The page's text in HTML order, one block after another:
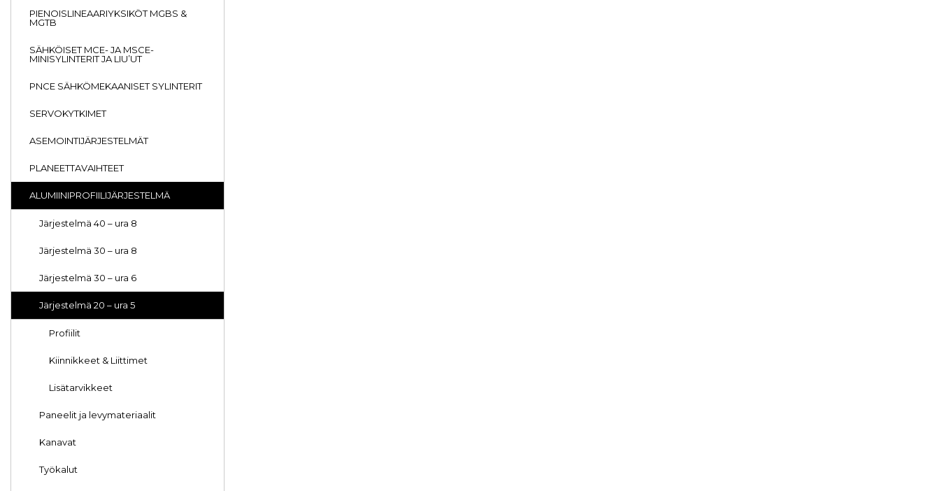
PIENOISLINEAARIYKSIKÖT MGBS &
MGTB
SÄHKÖISET MCE- JA MSCE-
MINISYLINTERIT JA LIU’UT
PNCE SÄHKÖMEKAANISET SYLINTERIT
SERVOKYTKIMET
ASEMOINTIJÄRJESTELMÄT
PLANEETTAVAIHTEET
ALUMIINIPROFIILIJÄRJESTELMÄ
Järjestelmä 40 – ura 8
Järjestelmä 30 – ura 8
Järjestelmä 30 – ura 6
Järjestelmä 20 – ura 5
Profiilit
Kiinnikkeet & Liittimet
Lisätarvikkeet
Paneelit ja levymateriaalit
Kanavat
Työkalut